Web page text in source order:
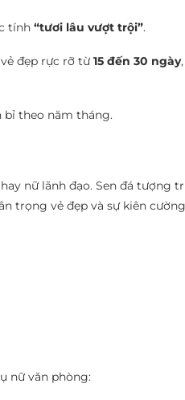
tính “tươi lâu vượt trội”.
đẹp rực rỡ từ15 đến 30 ngày
theo năm tháng.
nữ lãnh đạo. Sen đá tượng
trọng vẻ đẹp và sự kiên
nữ văn phòng: